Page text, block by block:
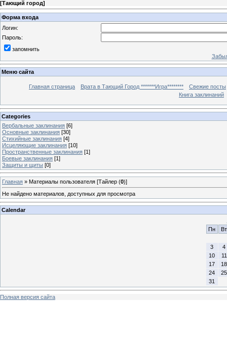
[Тающий город]
Форма входа
Логин:
Пароль:
запомнить
Меню сайта
Главная страница Врата в Тающий Город *******Игра********
Свежие посты
Книга заклинаний
Categories
Вербальные заклинания [6]
Основные заклинания [30]
Стихийные заклинания [4]
Исцеляющие заклинания [10]
Пространственные заклинания [1]
Боевые заклинания [1]
Защиты и щиты [0]
Главная » Материалы пользователя [Тайлер (0)]
Не найдено материалов, доступных для просмотра
Calendar
Пн
Вт
3
4
10
11
17
18
24
25
31
Полная версия сайта